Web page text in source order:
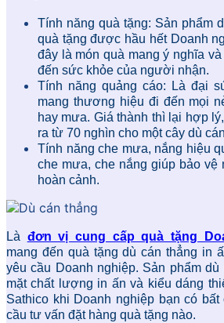
Tính năng quà tặng: Sản phẩm
quà tặng được hầu hết Doanh
đây là món quà mang ý nghĩa
đến sức khỏe của người nhận.
Tính năng quảng cáo: Là đại
mang thương hiệu đi đến mọi
hay mưa. Giá thành thì lại hợp
ra từ 70 nghìn cho một cây dù
Tính năng che mưa, nắng hiệu
che mưa, che nắng giúp bảo vệ
hoàn cảnh.
Là đơn vị cung cấp quà tặng
mang đến quà tặng dù cán thẳng in
yêu cầu Doanh nghiệp. Sản phẩm
mặt chất lượng in ấn và kiểu dáng
Sathico khi Doanh nghiệp bạn có
cầu tư vấn đặt hàng quà tặng nào.